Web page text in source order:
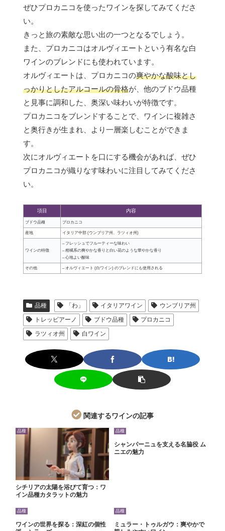
ぜひプロカニコを使ったワインを探してみてくださ
い。
きっと旅の素敵な思い出の一つとなるでしょう。
また、プロカニコはオルヴィエートという有名な白
ワインのブレンドにも使われています。
オルヴィエートは、プロカニコの爽やかな酸味とし
っかりとしたアルコールの骨格が、他のブドウ品種
と見事に調和した、奥深い味わいが特徴です。
プロカニコをブレンドすることで、ワインに複雑さ
と奥行きが生まれ、より一層楽しむことができま
す。
次にオルヴィエートを口にする機会があれば、ぜひ
プロカニコが織りなす味わいに注目してみてくださ
い。
項目 内容
ブドウ品種 プロカニコ
産地 イタリア中部 (ウンブリア州、ラツィオ州)
ワインの特徴
– フレッシュでフルーティーな味わい
– 柑橘系の爽やかな香りと白い花のような華やかな香り
– 心地よい酸味
その他 – オルヴィエート (白ワイン) のブレンドにも使用される
品種 「わ」 イタリアワイン
ウンブリア州
トレッビアーノ
ブドウ品種
プロカニコ
ラツィオ州
白ワイン
関連するワインの記事
品種
シチリアの太陽を浴びて育つ：ワ
イン品種カタラットの魅力
品種
シャンパーニュを支える名脇役 ム
ニエの魅力
品種
ワインの世界を探る：深紅の個性
品種
ミュラー・トゥルガウ：爽やかで